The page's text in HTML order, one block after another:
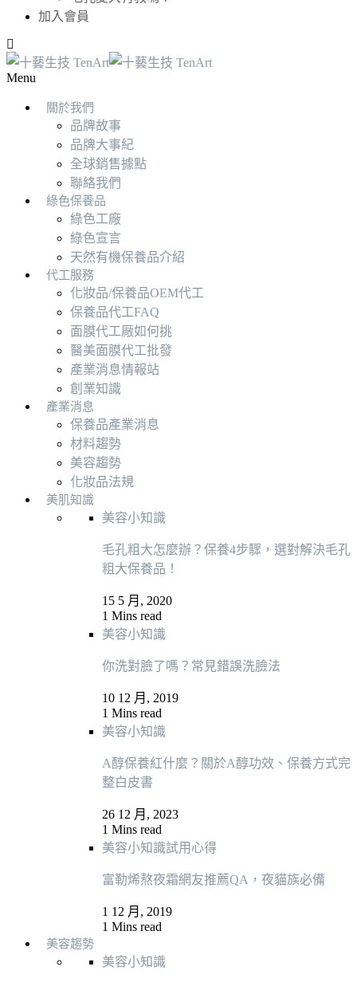
加入會員
Menu
關於我們
品牌故事
品牌大事紀
全球銷售據點
聯絡我們
綠色保養品
綠色工廠
綠色宣言
天然有機保養品介紹
代工服務
化妝品/保養品OEM代工
保養品代工FAQ
面膜代工厰如何挑
醫美面膜代工批發
產業消息情報站
創業知識
產業消息
保養品產業消息
材料趨勢
美容趨勢
化妝品法規
美肌知識
美容小知識
毛孔粗大怎麼辦？保養4步驟，選對解決毛孔
粗大保養品！
15 5 月, 2020
1 Mins read
美容小知識
你洗對臉了嗎？常見錯誤洗臉法
10 12 月, 2019
1 Mins read
美容小知識
A醇保養紅什麼？關於A醇功效、保養方式完
整白皮書
26 12 月, 2023
1 Mins read
美容小知識試用心得
富勒烯熬夜霜網友推薦QA，夜貓族必備
1 12 月, 2019
1 Mins read
美容趨勢
美容小知識